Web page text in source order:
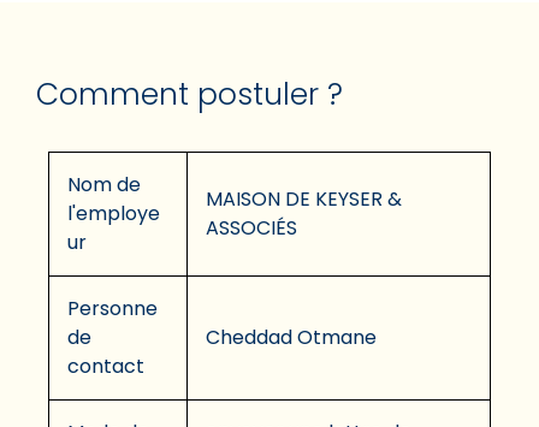
Comment postuler ?
Nom de
l'employe
ur
MAISON DE KEYSER &
ASSOCIÉS
Personne
de
contact
Cheddad Otmane